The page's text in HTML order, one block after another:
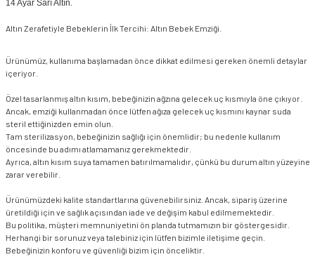
14 Ayar Sarı Altın.
Altın Zerafetiyle Bebeklerin İlk Tercihi: Altın Bebek Emziği.
Ürünümüz, kullanıma başlamadan önce dikkat edilmesi gereken önemli detaylar
içeriyor.
Özel tasarlanmış altın kısım, bebeğinizin ağzına gelecek uç kısmıyla öne çıkıyor.
Ancak, emziği kullanmadan önce lütfen ağıza gelecek uç kısmını kaynar suda
steril ettiğinizden emin olun.
Tam sterilizasyon, bebeğinizin sağlığı için önemlidir; bu nedenle kullanım
öncesinde bu adımı atlamamanız gerekmektedir.
Ayrıca, altın kısım suya tamamen batırılmamalıdır, çünkü bu durum altın yüzeyine
zarar verebilir.
Ürünümüzdeki kalite standartlarına güvenebilirsiniz. Ancak, sipariş üzerine
üretildiği için ve sağlık açısından iade ve değişim kabul edilmemektedir.
Bu politika, müşteri memnuniyetini ön planda tutmamızın bir göstergesidir.
Herhangi bir sorunuz veya talebiniz için lütfen bizimle iletişime geçin.
Bebeğinizin konforu ve güvenliği bizim için önceliktir.